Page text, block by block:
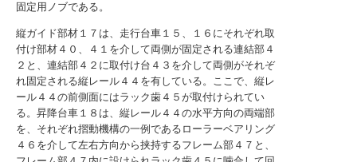
固定用ノブである。
縦ガイド部材１７は、走行台車１５、１６にそれぞれ取
付け部材４０、４１を介して両側が固定される連結部４
２と、連結部４２に取付け台４３を介して両側がそれぞ
れ固定される縦レール４４を有している。ここで、縦レ
ール４４の前側面にはラック歯４５が取付けられてい
る。昇降台車１８は、縦レール４４の水平方向の両端部
を、それぞれ摺動機構の一例であるローラーベアリング
４６を介して左右方向から挟持するフレーム部４７と、